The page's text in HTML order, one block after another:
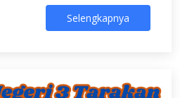
Selengkapnya